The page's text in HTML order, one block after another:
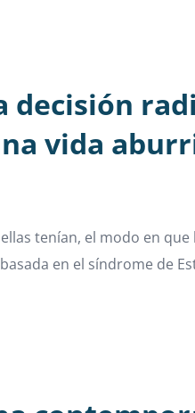
decisión
vida
tenían, el modo en
en el síndrome de